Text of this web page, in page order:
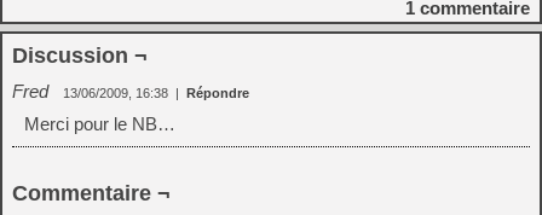
1 commentaire
Discussion ¬
Fred 13/06/2009, 16:38 | Répondre
Merci pour le NB…
Commentaire ¬